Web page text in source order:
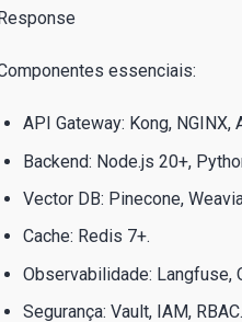
essenciais:
API Gateway: Kong, NGINX,
Backend: Node.js 20+,
Vector DB: Pinecone,
Cache: Redis 7+.
Observabilidade: Langfuse,
Segurança: Vault, IAM, RBAC.